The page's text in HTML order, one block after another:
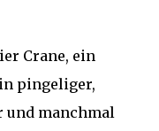
Crane, ein
pingeliger,
manchmal